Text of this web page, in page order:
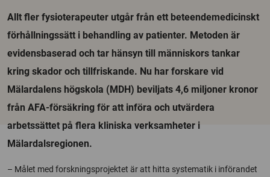
Allt fler fysioterapeuter utgår från ett beteendemedicinskt
förhållningssätt i behandling av patienter. Metoden är
evidensbaserad och tar hänsyn till människors tankar
kring skador och tillfriskande. Nu har forskare vid
Mälardalens högskola (MDH) beviljats 4,6 miljoner kronor
från AFA-försäkring för att införa och utvärdera
arbetssättet på flera kliniska verksamheter i
Mälardalsregionen.
– Målet med forskningsprojektet är att hitta systematik i införandet